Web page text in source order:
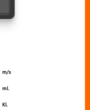
m/s
ml.
Kl.